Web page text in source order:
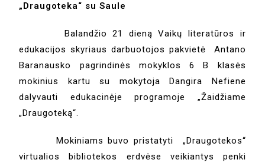
„Draugoteka“ su Saule
Balandžio 21 dieną Vaikų literatūros ir
edukacijos skyriaus darbuotojos pakvietė Antano
Baranausko pagrindinės mokyklos 6 B klasės
mokinius kartu su mokytoja Dangira Nefiene
dalyvauti edukacinėje programoje „Žaidžiame
„Draugoteką“.
Mokiniams buvo pristatyti „Draugotekos“
virtualios bibliotekos erdvėse veikiantys penki